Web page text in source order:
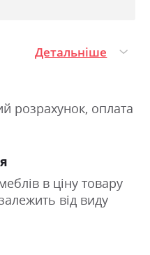
Детальніше
розрахунок, оплата
в ціну товару
від виду